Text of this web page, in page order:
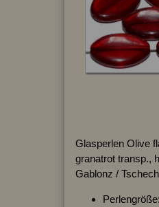
Glasperlen Olive
granatrot transp.,
Gablonz /